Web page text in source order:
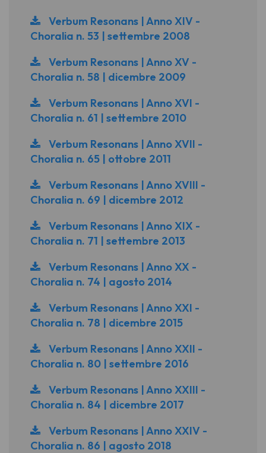
Verbum Resonans | Anno XIV -
Choralia n. 53 | settembre 2008
Verbum Resonans | Anno XV -
Choralia n. 58 | dicembre 2009
Verbum Resonans | Anno XVI -
Choralia n. 61 | settembre 2010
Verbum Resonans | Anno XVII -
Choralia n. 65 | ottobre 2011
Verbum Resonans | Anno XVIII -
Choralia n. 69 | dicembre 2012
Verbum Resonans | Anno XIX -
Choralia n. 71 | settembre 2013
Verbum Resonans | Anno XX -
Choralia n. 74 | agosto 2014
Verbum Resonans | Anno XXI -
Choralia n. 78 | dicembre 2015
Verbum Resonans | Anno XXII -
Choralia n. 80 | settembre 2016
Verbum Resonans | Anno XXIII -
Choralia n. 84 | dicembre 2017
Verbum Resonans | Anno XXIV -
Choralia n. 86 | agosto 2018